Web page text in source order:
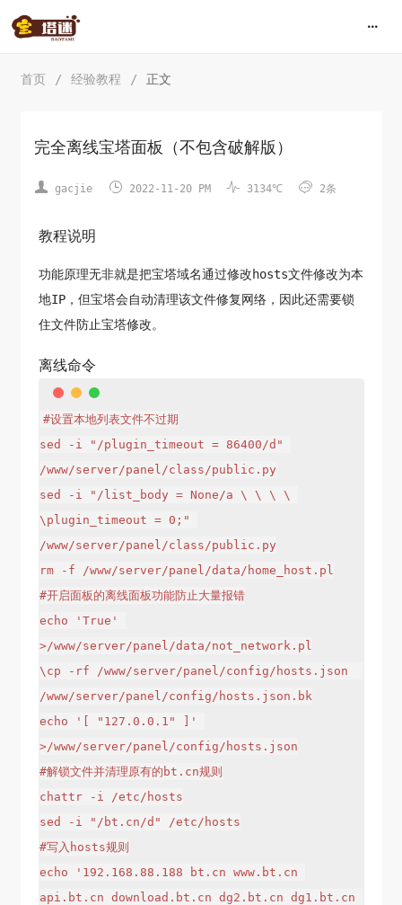
首页 / 经验教程 / 正文
完全离线宝塔面板（不包含破解版）
 gacjie  2022-11-20 PM  3134℃  2条
教程说明
功能原理无非就是把宝塔域名通过修改hosts文件修改为本
地IP，但宝塔会自动清理该文件修复网络，因此还需要锁
住文件防止宝塔修改。
离线命令
#设置本地列表文件不过期
sed -i "/plugin_timeout = 86400/d"
/www/server/panel/class/public.py
sed -i "/list_body = None/a \ \ \ \
\plugin_timeout = 0;"
/www/server/panel/class/public.py
rm -f /www/server/panel/data/home_host.pl
#开启面板的离线面板功能防止大量报错
echo 'True'
>/www/server/panel/data/not_network.pl
\cp -rf /www/server/panel/config/hosts.json
/www/server/panel/config/hosts.json.bk
echo '[ "127.0.0.1" ]'
>/www/server/panel/config/hosts.json
#解锁文件并清理原有的bt.cn规则
chattr -i /etc/hosts
sed -i "/bt.cn/d" /etc/hosts
#写入hosts规则
echo '192.168.88.188 bt.cn www.bt.cn
api.bt.cn download.bt.cn dg2.bt.cn dg1.bt.cn